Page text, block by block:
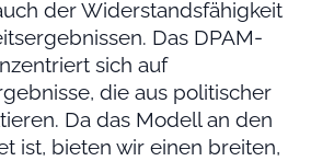
der Widerstandsfähigkeit
Das DPAM-
sich auf
die aus politischer
Da das Modell an den
ist, bieten wir einen breiten,